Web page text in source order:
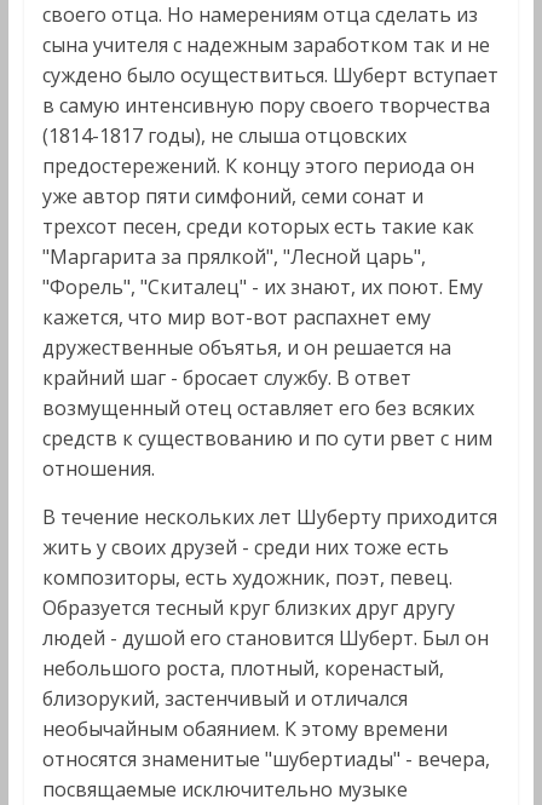
своего отца. Но намерениям отца сделать из
сына учителя с надежным заработком так и не
суждено было осуществиться. Шуберт вступает
в самую интенсивную пору своего творчества
(1814-1817 годы), не слыша отцовских
предостережений. К концу этого периода он
уже автор пяти симфоний, семи сонат и
трехсот песен, среди которых есть такие как
"Маргарита за прялкой", "Лесной царь",
"Форель", "Скиталец" - их знают, их поют. Ему
кажется, что мир вот-вот распахнет ему
дружественные объятья, и он решается на
крайний шаг - бросает службу. В ответ
возмущенный отец оставляет его без всяких
средств к существованию и по сути рвет с ним
отношения.
В течение нескольких лет Шуберту приходится
жить у своих друзей - среди них тоже есть
композиторы, есть художник, поэт, певец.
Образуется тесный круг близких друг другу
людей - душой его становится Шуберт. Был он
небольшого роста, плотный, коренастый,
близорукий, застенчивый и отличался
необычайным обаянием. К этому времени
относятся знаменитые "шубертиады" - вечера,
посвящаемые исключительно музыке